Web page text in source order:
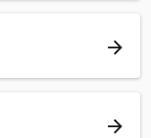
arrow_forward
arrow_forward